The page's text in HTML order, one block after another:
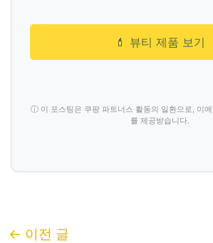
💄 뷰티 제품 보기
ⓘ 이 포스팅은 쿠팡 파트너스 활동의 일환으로, 이
를 제공받습니다.
← 이전 글